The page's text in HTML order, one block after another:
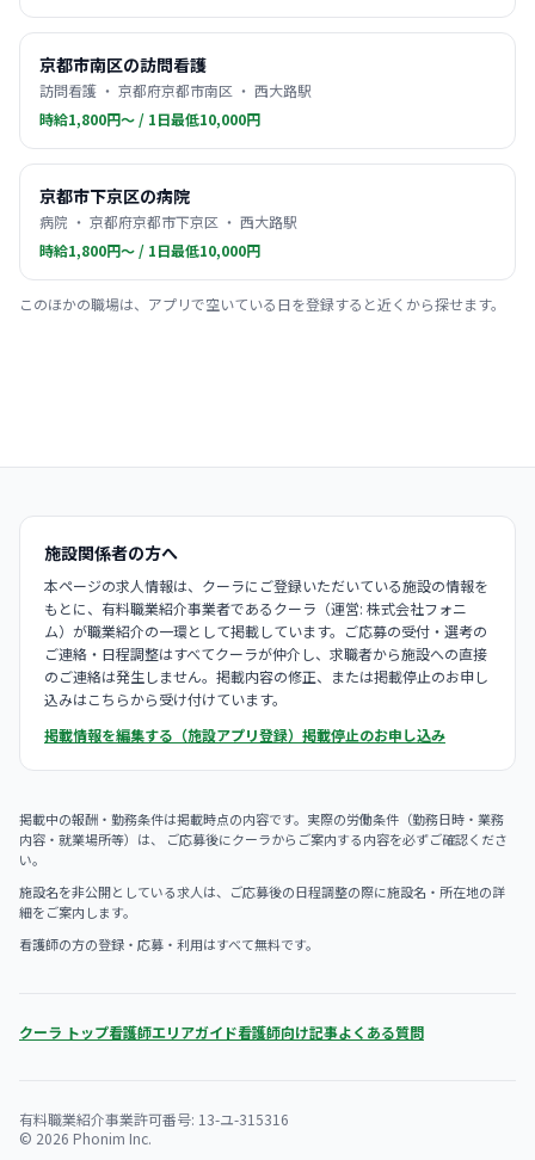
京都市南区の訪問看護
訪問看護 ・ 京都府京都市南区 ・ 西大路駅
時給1,800円〜 / 1日最低10,000円
京都市下京区の病院
病院 ・ 京都府京都市下京区 ・ 西大路駅
時給1,800円〜 / 1日最低10,000円
このほかの職場は、アプリで空いている日を登録すると近くから探せます。
施設関係者の方へ
本ページの求人情報は、クーラにご登録いただいている施設の情報を
もとに、有料職業紹介事業者であるクーラ（運営: 株式会社フォニ
ム）が職業紹介の一環として掲載しています。ご応募の受付・選考の
ご連絡・日程調整はすべてクーラが仲介し、求職者から施設への直接
のご連絡は発生しません。掲載内容の修正、または掲載停止のお申し
込みはこちらから受け付けています。
掲載情報を編集する（施設アプリ登録） 掲載停止のお申し込み
掲載中の報酬・勤務条件は掲載時点の内容です。実際の労働条件（勤務日時・業務
内容・就業場所等）は、 ご応募後にクーラからご案内する内容を必ずご確認くださ
い。
施設名を非公開としている求人は、ご応募後の日程調整の際に施設名・所在地の詳
細をご案内します。
看護師の方の登録・応募・利用はすべて無料です。
クーラ トップ看護師エリアガイド看護師向け記事よくある質問
有料職業紹介事業許可番号: 13-ユ-315316
© 2026 Phonim Inc.